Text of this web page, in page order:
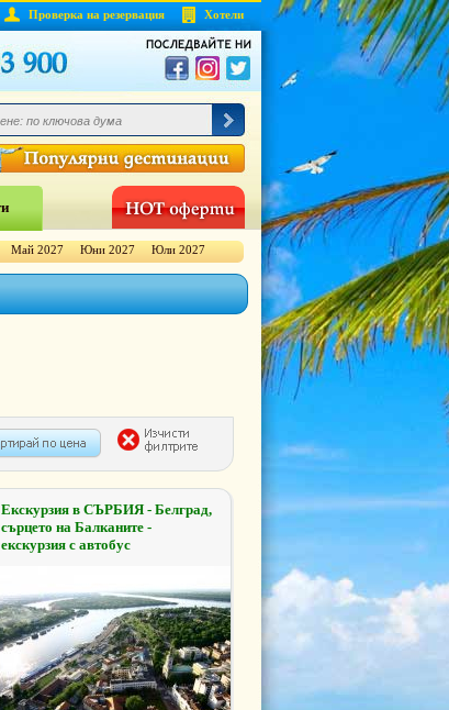
Проверка на резервация Хотели
Май 2027 Юни 2027 Юли 2027
Екскурзия в СЪРБИЯ - Белград,
сърцето на Балканите -
екскурзия с автобус